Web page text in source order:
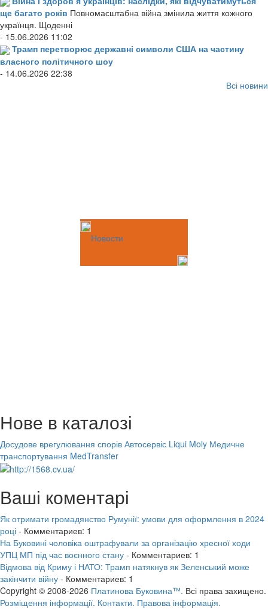
ще багато років Повномасштабна війна змінила життя кожного
українця. Щоденні
- 15.06.2026 11:02
Трамп перетворює державні символи США на частину
власного політичного шоу
- 14.06.2026 22:38
Всі новини
Новости
Нове в каталозі
Досудове врегулювання спорів Автосервіс Liqui Moly Медичне
транспортування MedTransfer
Ваші коментарі
Як отримати громадянство Румунії: умови для оформлення в 2024
році - Комментариев: 1
На Буковині чоловіка оштрафували за організацію хресної ходи
УПЦ МП під час воєнного стану - Комментариев: 1
Відмова від Криму і НАТО: Трамп натякнув як Зеленський може
закінчити війну - Комментариев: 1
Copyright © 2008-2026 Платинова Буковина™. Всі права захищено.
Розміщення інформації. Контакти. Правова інформація.